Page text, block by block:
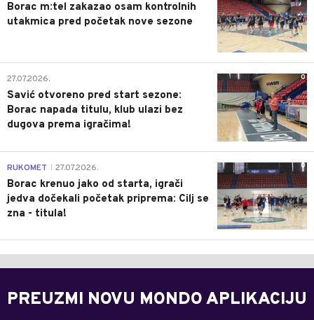
Borac m:tel zakazao osam kontrolnih
utakmica pred početak nove sezone
0
27.07.2026.
Savić otvoreno pred start sezone:
Borac napada titulu, klub ulazi bez
dugova prema igračima!
0
RUKOMET 27.07.2026.
Borac krenuo jako od starta, igrači
jedva dočekali početak priprema: Cilj se
zna - titula!
PREUZMI NOVU MONDO APLIKACIJU